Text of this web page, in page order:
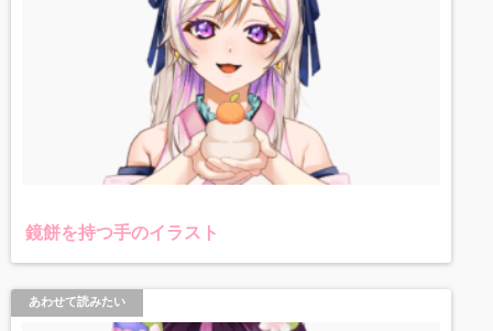
鏡餅を持つ手のイラスト
あわせて読みたい